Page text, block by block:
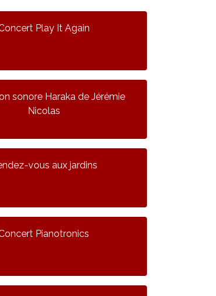
Play It Again
sonore Haraka de Jérémie
Nicolas
vous aux jardins
Pianotronics